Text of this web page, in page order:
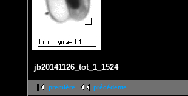
jb20141126_tot_1_1524
première précédente